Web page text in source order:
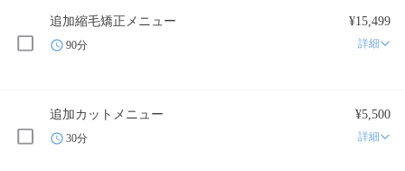
追加縮毛矯正メニュー ¥15,499
90分 詳細
追加カットメニュー ¥5,500
30分 詳細